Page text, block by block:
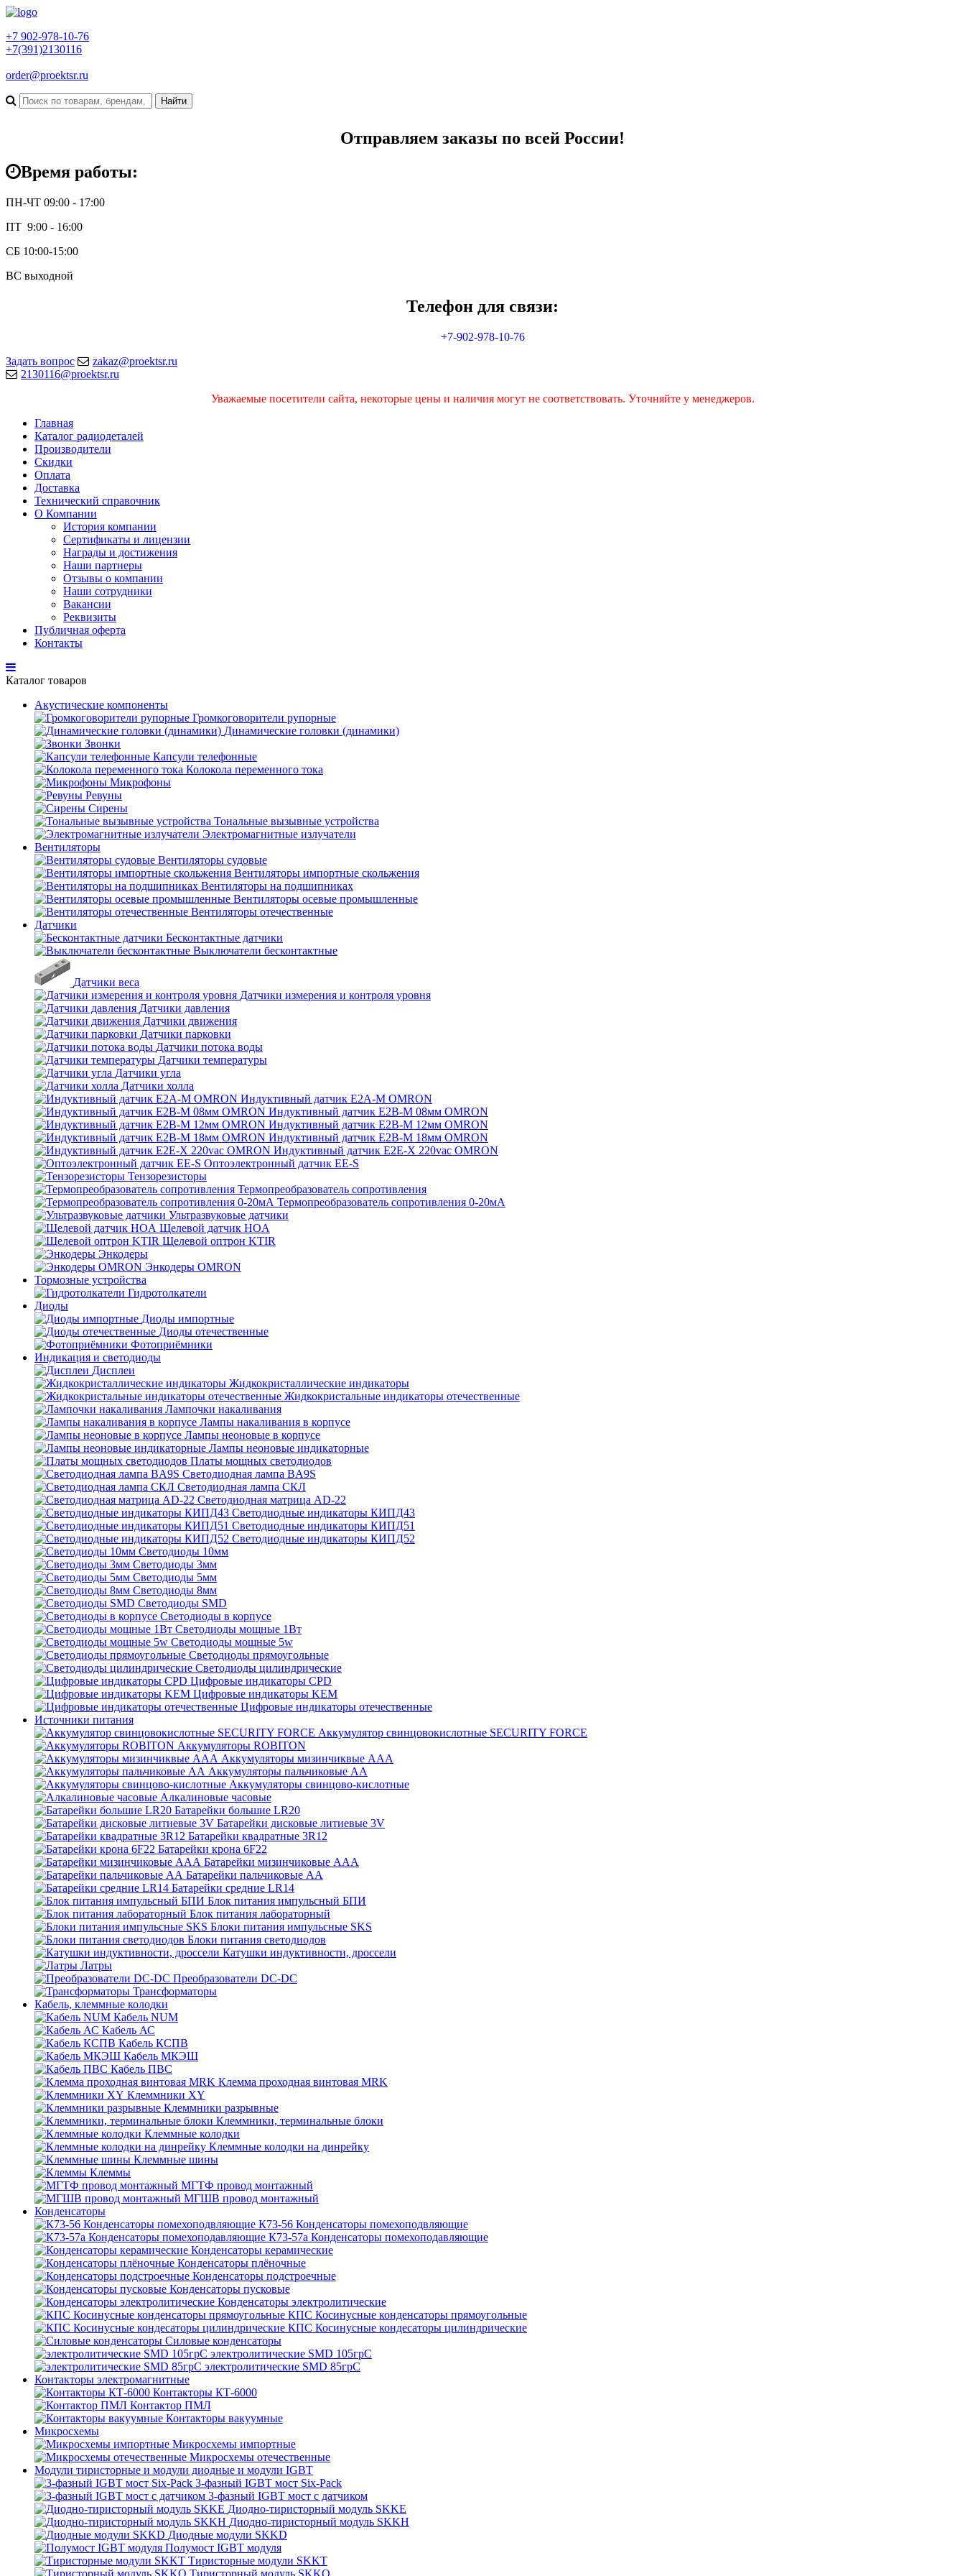
+7 902-978-10-76
+7(391)2130116
order@proektsr.ru
Отправляем заказы по всей России!
Время работы:
ПН-ЧТ 09:00 - 17:00
ПТ 9:00 - 16:00
СБ 10:00-15:00
ВС выходной
Телефон для связи:
+7-902-978-10-76
Задать вопрос
zakaz@proektsr.ru
2130116@proektsr.ru
Уважаемые посетители сайта, некоторые цены и наличия могут не соответствовать. Уточняйте у менеджеров.
Главная
Каталог радиодеталей
Производители
Скидки
Оплата
Доставка
Технический справочник
О Компании
История компании
Сертификаты и лицензии
Награды и достижения
Наши партнеры
Отзывы о компании
Наши сотрудники
Вакансии
Реквизиты
Публичная оферта
Контакты
Каталог товаров
Акустические компоненты
Громкоговорители рупорные
Динамические головки (динамики)
Звонки
Капсули телефонные
Колокола переменного тока
Микрофоны
Ревуны
Сирены
Тональные вызывные устройства
Электромагнитные излучатели
Вентиляторы
Вентиляторы судовые
Вентиляторы импортные скольжения
Вентиляторы на подшипниках
Вентиляторы осевые промышленные
Вентиляторы отечественные
Датчики
Бесконтактные датчики
Выключатели бесконтактные
Датчики веса
Датчики измерения и контроля уровня
Датчики давления
Датчики движения
Датчики парковки
Датчики потока воды
Датчики температуры
Датчики угла
Датчики холла
Индуктивный датчик E2A-M OMRON
Индуктивный датчик E2B-M 08мм OMRON
Индуктивный датчик E2B-M 12мм OMRON
Индуктивный датчик E2B-M 18мм OMRON
Индуктивный датчик E2E-X 220vac OMRON
Оптоэлектронный датчик EE-S
Тензорезисторы
Термопреобразователь сопротивления
Термопреобразователь сопротивления 0-20мА
Ультразвуковые датчики
Щелевой датчик HOA
Щелевой оптрон KTIR
Энкодеры
Энкодеры OMRON
Тормозные устройства
Гидротолкатели
Диоды
Диоды импортные
Диоды отечественные
Фотоприёмники
Индикация и светодиоды
Дисплеи
Жидкокристаллические индикаторы
Жидкокристальные индикаторы отечественные
Лампочки накаливания
Лампы накаливания в корпусе
Лампы неоновые в корпусе
Лампы неоновые индикаторные
Платы мощных светодиодов
Светодиодная лампа BA9S
Светодиодная лампа СКЛ
Светодиодная матрица AD-22
Светодиодные индикаторы КИПД43
Светодиодные индикаторы КИПД51
Светодиодные индикаторы КИПД52
Светодиоды 10мм
Светодиоды 3мм
Светодиоды 5мм
Светодиоды 8мм
Светодиоды SMD
Светодиоды в корпусе
Светодиоды мощные 1Вт
Светодиоды мощные 5w
Светодиоды прямоугольные
Светодиоды цилиндрические
Цифровые индикаторы CPD
Цифровые индикаторы KEM
Цифровые индикаторы отечественные
Источники питания
Аккумулятор свинцовокислотные SECURITY FORCE
Аккумуляторы ROBITON
Аккумуляторы мизинчиквые ААА
Аккумуляторы пальчиковые АА
Аккумуляторы свинцово-кислотные
Алкалиновые часовые
Батарейки большие LR20
Батарейки дисковые литиевые 3V
Батарейки квадратные 3R12
Батарейки крона 6F22
Батарейки мизинчиковые ААА
Батарейки пальчиковые АА
Батарейки средние LR14
Блок питания импульсный БПИ
Блок питания лабораторный
Блоки питания импульсные SKS
Блоки питания светодиодов
Катушки индуктивности, дроссели
Латры
Преобразователи DC-DC
Трансформаторы
Кабель, клеммные колодки
Кабель NUM
Кабель АС
Кабель КСПВ
Кабель МКЭШ
Кабель ПВС
Клемма проходная винтовая MRK
Клеммники XY
Клеммники разрывные
Клеммники, терминальные блоки
Клеммные колодки
Клеммные колодки на динрейку
Клеммные шины
Клеммы
МГТФ провод монтажный
МГШВ провод монтажный
Конденсаторы
К73-56 Конденсаторы помехоподвляющие
К73-57а Конденсаторы помехоподавляющие
Конденсаторы керамические
Конденсаторы плёночные
Конденсаторы подстроечные
Конденсаторы пусковые
Конденсаторы электролитические
КПС Косинусные конденсаторы прямоугольные
КПС Косинусные кондесаторы цилиндрические
Силовые конденсаторы
электролитические SMD 105грС
электролитические SMD 85грС
Контакторы электромагнитные
Контакторы КТ-6000
Контактор ПМЛ
Контакторы вакуумные
Микросхемы
Микросхемы импортные
Микросхемы отечественные
Модули тиристорные и модули диодные и модули IGBT
3-фазный IGBT мост Six-Pack
3-фазный IGBT мост с датчиком
Диодно-тиристорный модуль SKKE
Диодно-тиристорный модуль SKKH
Диодные модули SKKD
Полумост IGBT модуля
Тиристорные модули SKKT
Тиристорный модуль SKKQ